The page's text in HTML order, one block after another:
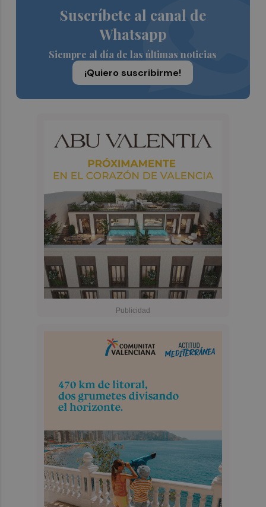
Suscríbete al canal de
Whatsapp
Siempre al día de las últimas noticias
¡Quiero suscribirme!